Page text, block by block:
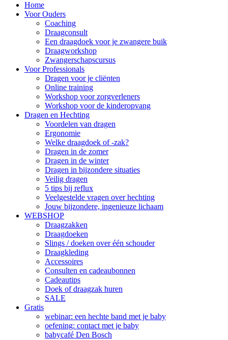
Home
Voor Ouders
Coaching
Draagconsult
Een draagdoek voor je zwangere buik
Draagworkshop
Zwangerschapscursus
Voor Professionals
Dragen voor je cliënten
Online training
Workshop voor zorgverleners
Workshop voor de kinderopvang
Dragen en Hechting
Voordelen van dragen
Ergonomie
Welke draagdoek of -zak?
Dragen in de zomer
Dragen in de winter
Dragen in bijzondere situaties
Veilig dragen
5 tips bij reflux
Veelgestelde vragen over hechting
Jouw bijzondere, ingenieuze lichaam
WEBSHOP
Draagzakken
Draagdoeken
Slings / doeken over één schouder
Draagkleding
Accessoires
Consulten en cadeaubonnen
Cadeautips
Doek of draagzak huren
SALE
Gratis
webinar: een hechte band met je baby
oefening: contact met je baby
babycafé Den Bosch